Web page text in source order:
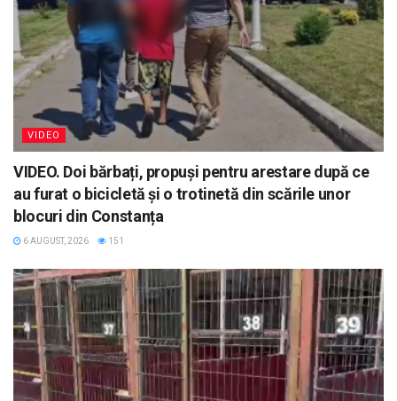
VIDEO
VIDEO. Doi bărbați, propuși pentru arestare după ce
au furat o bicicletă și o trotinetă din scările unor
blocuri din Constanța
6 AUGUST, 2026 151